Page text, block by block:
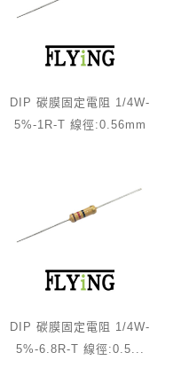
DIP 碳膜固定電阻 1/4W-
5%-1R-T 線徑:0.56mm
DIP 碳膜固定電阻 1/4W-
5%-6.8R-T 線徑:0.5...